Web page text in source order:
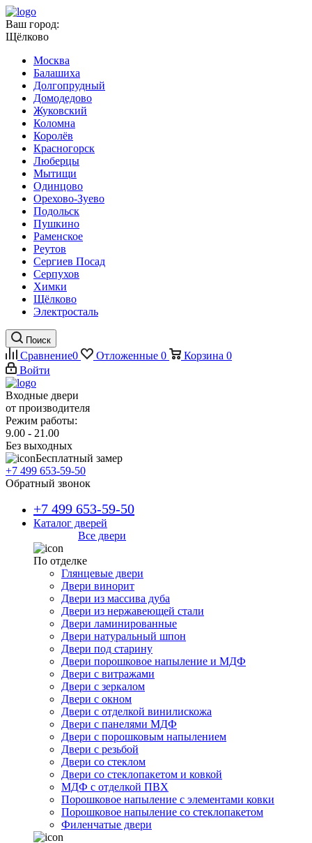
Ваш город:
Щёлково
Москва
Балашиха
Долгопрудный
Домодедово
Жуковский
Коломна
Королёв
Красногорск
Люберцы
Мытищи
Одинцово
Орехово-Зуево
Подольск
Пушкино
Раменское
Реутов
Сергиев Посад
Серпухов
Химки
Щёлково
Электросталь
Поиск
Сравнение0 Отложенные 0 Корзина 0
Войти
Входные двери
от производителя
Режим работы:
9.00 - 21.00
Без выходных
Бесплатный замер
+7 499 653-59-50
Обратный звонок
+7 499 653-59-50
Каталог дверей
Все двери
По отделке
Глянцевые двери
Двери винорит
Двери из массива дуба
Двери из нержавеющей стали
Двери ламинированные
Двери натуральный шпон
Двери под старину
Двери порошковое напыление и МДФ
Двери с витражами
Двери с зеркалом
Двери с окном
Двери с отделкой винилискожа
Двери с панелями МДФ
Двери с порошковым напылением
Двери с резьбой
Двери со стеклом
Двери со стеклопакетом и ковкой
МДФ с отделкой ПВХ
Порошковое напыление с элементами ковки
Порошковое напыление со стеклопакетом
Филенчатые двери